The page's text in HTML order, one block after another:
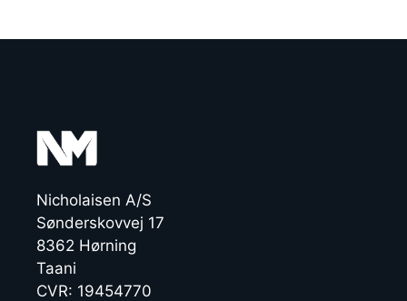
Nicholaisen A/S
Sønderskovvej 17
8362 Hørning
Taani
CVR: 19454770